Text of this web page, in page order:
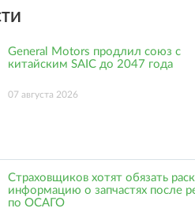
General Motors продлил союз с
китайским SAIC до 2047 года
07 августа 2026
Страховщиков хотят обязать
информацию о запчастях после
по ОСАГО